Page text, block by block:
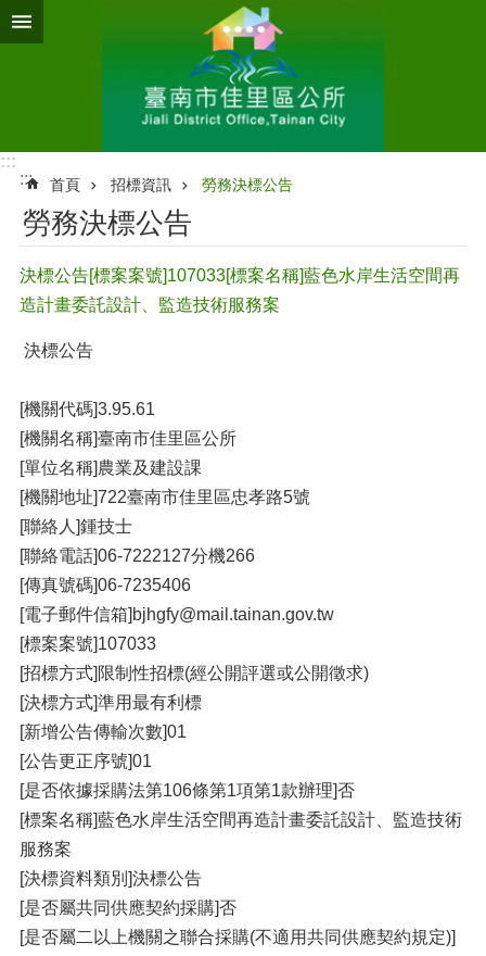
跳到主要內容區塊
:::
:::
首頁 招標資訊 勞務決標公告
勞務決標公告
決標公告[標案案號]107033[標案名稱]藍色水岸生活空間再
造計畫委託設計、監造技術服務案
決標公告
[機關代碼]3.95.61
[機關名稱]臺南市佳里區公所
[單位名稱]農業及建設課
[機關地址]722臺南市佳里區忠孝路5號
[聯絡人]鍾技士
[聯絡電話]06-7222127分機266
[傳真號碼]06-7235406
[電子郵件信箱]bjhgfy@mail.tainan.gov.tw
[標案案號]107033
[招標方式]限制性招標(經公開評選或公開徵求)
[決標方式]準用最有利標
[新增公告傳輸次數]01
[公告更正序號]01
[是否依據採購法第106條第1項第1款辦理]否
[標案名稱]藍色水岸生活空間再造計畫委託設計、監造技術
服務案
[決標資料類別]決標公告
[是否屬共同供應契約採購]否
[是否屬二以上機關之聯合採購(不適用共同供應契約規定)]